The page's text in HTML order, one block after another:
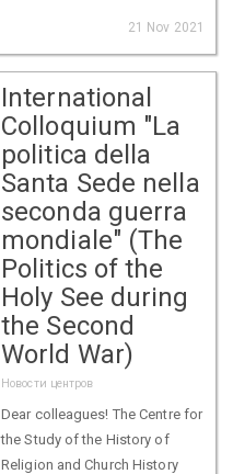
21 Nov 2021
International
Colloquium "La
politica della
Santa Sede nella
seconda guerra
mondiale" (The
Politics of the
Holy See during
the Second
World War)
Новости центров
Dear colleagues! The Centre for
the Study of the History of
Religion and Church History